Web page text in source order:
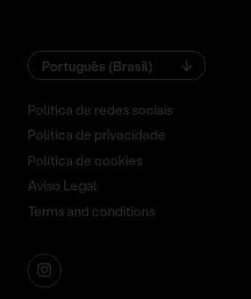
Português (Brasil)
Política de redes sociais
Política de privacidade
Política de cookies
Aviso Legal
Terms and conditions